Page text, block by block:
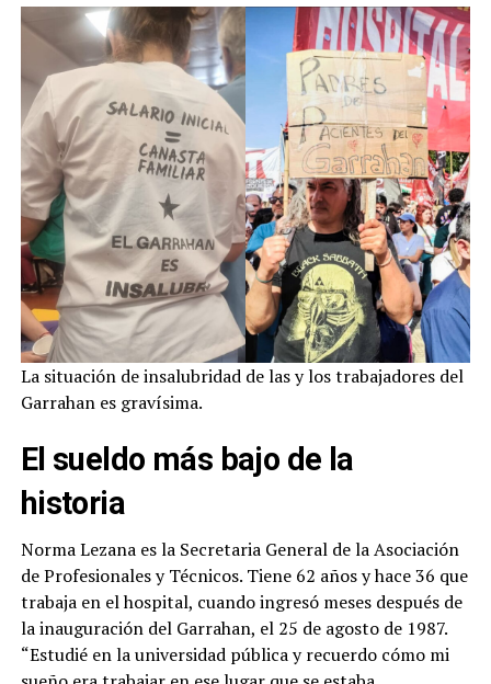
La situación de insalubridad de las y los trabajadores del
Garrahan es gravísima.
El sueldo más bajo de la
historia
Norma Lezana es la Secretaria General de la Asociación
de Profesionales y Técnicos. Tiene 62 años y hace 36 que
trabaja en el hospital, cuando ingresó meses después de
la inauguración del Garrahan, el 25 de agosto de 1987.
“Estudié en la universidad pública y recuerdo cómo mi